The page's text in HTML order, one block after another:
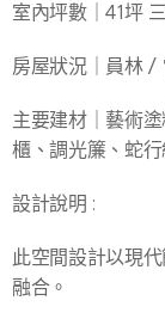
室內坪數｜41坪
房屋狀況｜員林 /
主要建材｜藝術
櫃、調光簾、蛇
設計說明 :
此空間設計以現
融合。